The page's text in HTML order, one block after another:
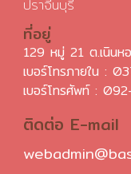
ปราจีนบุรี
ที่อยู่
129 หมู่ 21 ต.เนินห
เบอร์โทรภายใน :
เบอร์โทรศัพท์ :
ติดต่อ E-mail